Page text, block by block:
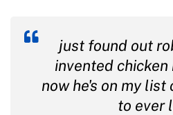
just found out
invented
now he's on my
to ever